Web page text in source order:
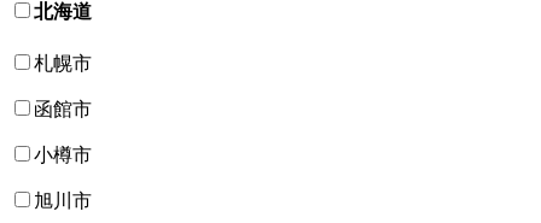
北海道
札幌市
函館市
小樽市
旭川市